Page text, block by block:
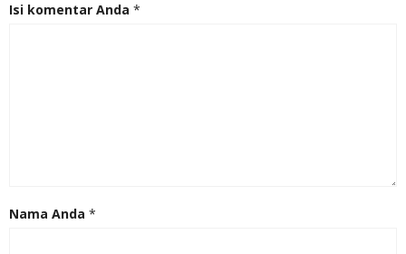
Isi komentar Anda *
Nama Anda *